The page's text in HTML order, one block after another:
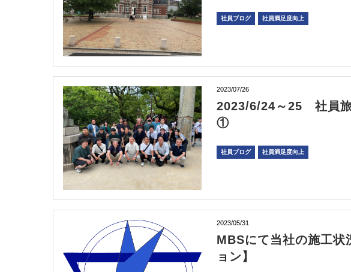
社員ブログ 社員満足度向上
2023/07/26
2023/6/24～25 社員
①
社員ブログ 社員満足度向上
2023/05/31
MBSにて当社の施工状
ョン】